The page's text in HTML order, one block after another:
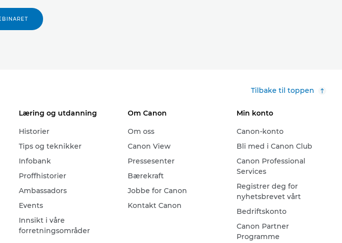
Tilbake til toppen
Læring og utdanning
Historier
Tips og teknikker
Infobank
Proffhistorier
Ambassadors
Events
Innsikt i våre
forretningsområder
Om Canon
Om oss
Canon View
Pressesenter
Bærekraft
Jobbe for Canon
Kontakt Canon
Min konto
Canon-konto
Bli med i Canon Club
Canon Professional
Services
Registrer deg for
nyhetsbrevet vårt
Bedriftskonto
Canon Partner
Programme